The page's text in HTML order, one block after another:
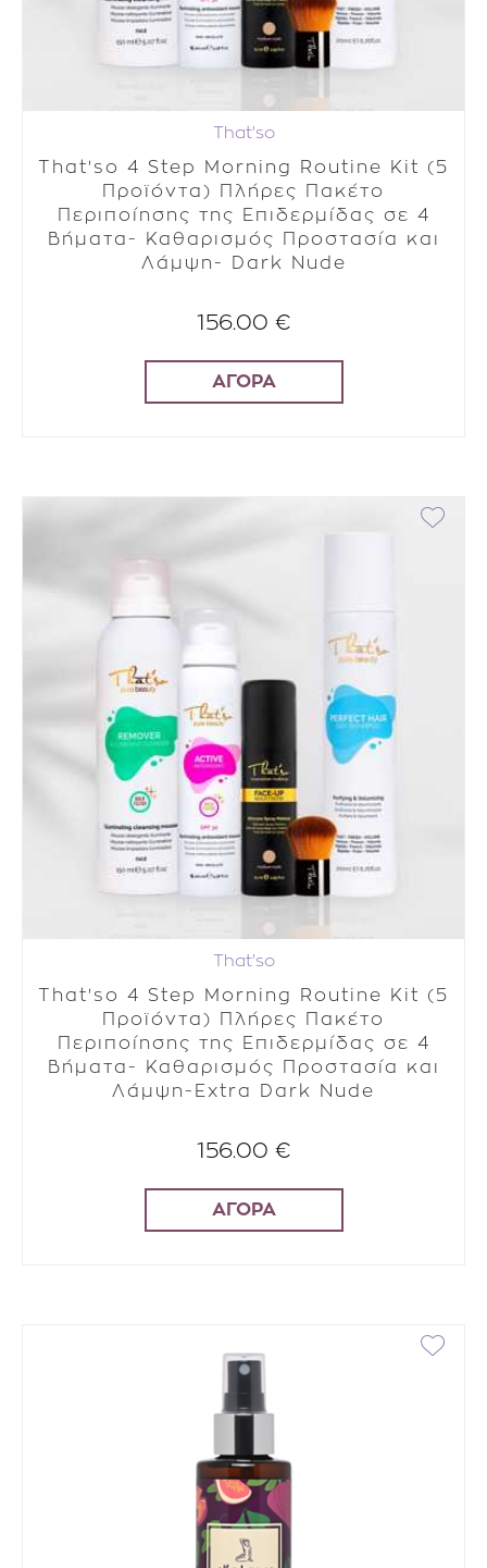
That'so
That'so 4 Step Morning Routine Kit (5
Προϊόντα) Πλήρες Πακέτο
Περιποίησης της Επιδερμίδας σε 4
Βήματα- Καθαρισμός Προστασία και
Λάμψη- Dark Nude
156.00 €
ΑΓΟΡΑ
That'so
That'so 4 Step Morning Routine Kit (5
Προϊόντα) Πλήρες Πακέτο
Περιποίησης της Επιδερμίδας σε 4
Βήματα- Καθαρισμός Προστασία και
Λάμψη-Extra Dark Nude
156.00 €
ΑΓΟΡΑ